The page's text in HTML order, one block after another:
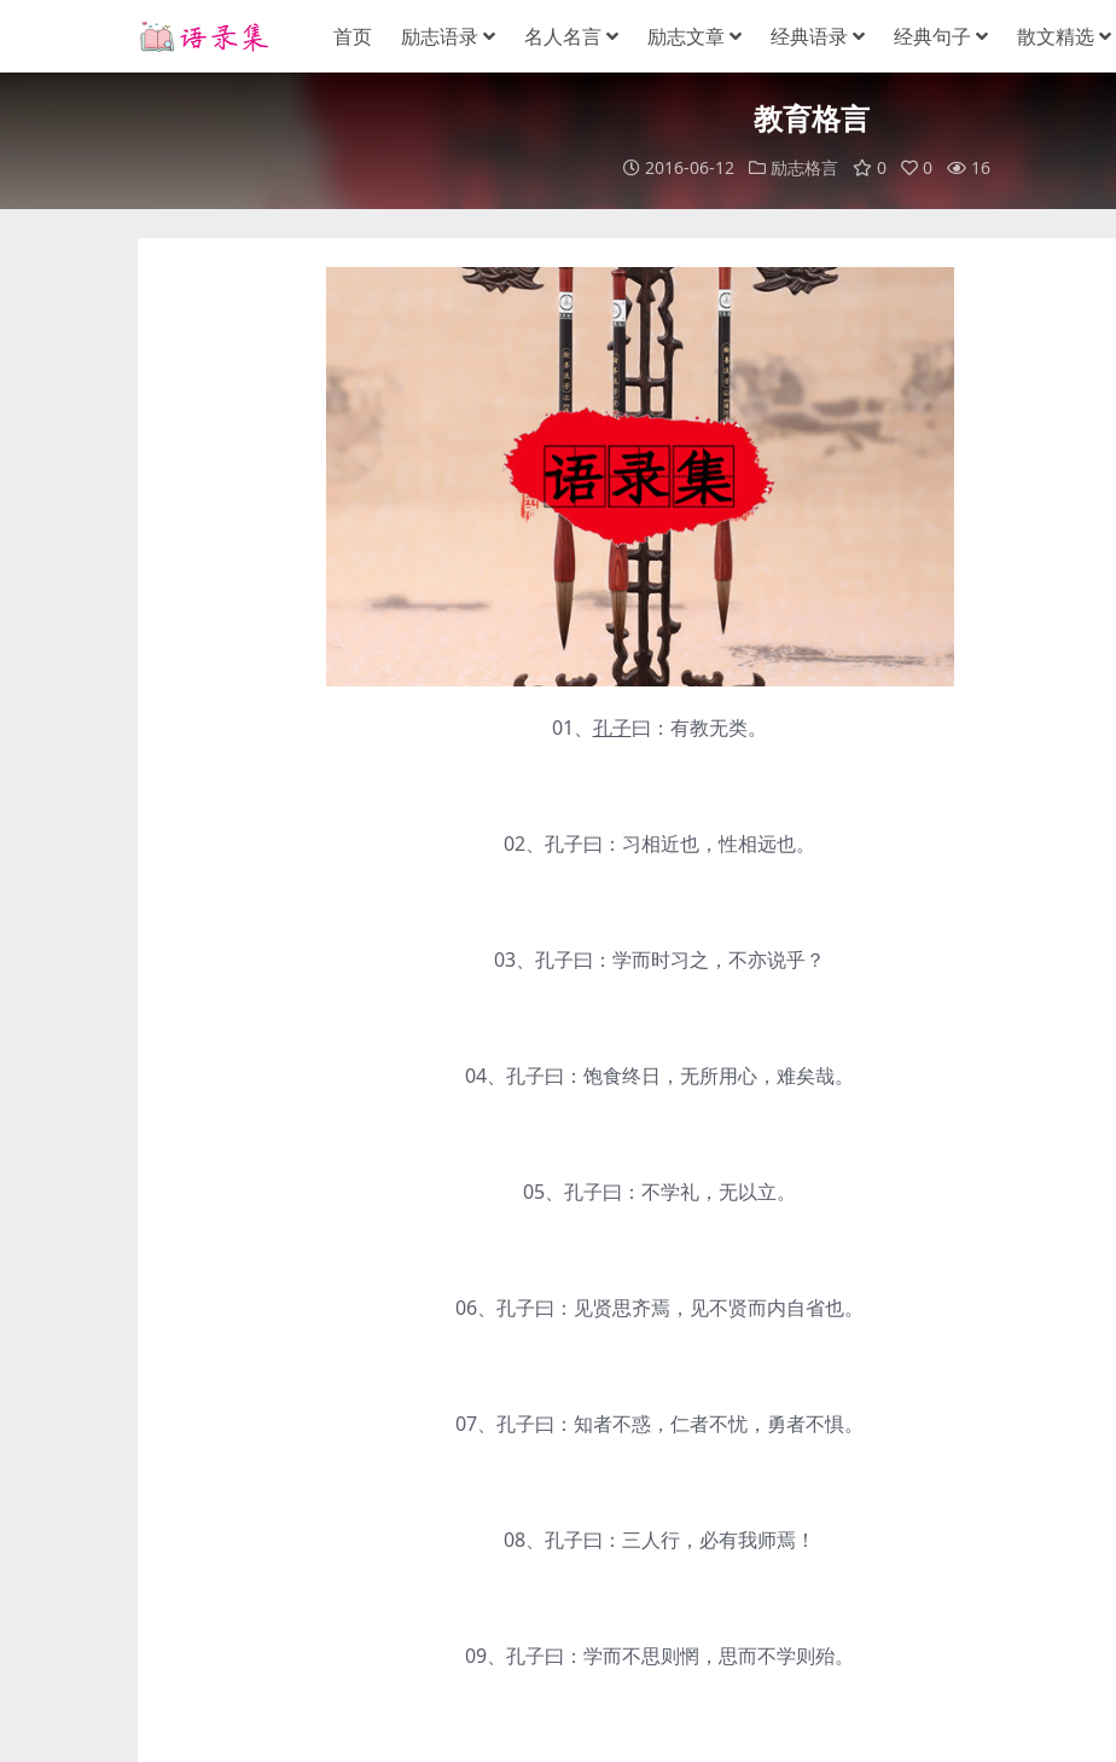
首页 励志语录 名人名言 励志文章 经典语录 经典句子 散文精选
教育格言
2016-06-12 励志格言 0 0 16
01、 孔子曰：有教无类。
02、孔子曰：习相近也，性相远也。
03、孔子曰：学而时习之，不亦说乎？
04、孔子曰：饱食终日，无所用心，难矣哉。
05、孔子曰：不学礼，无以立。
06、孔子曰：见贤思齐焉，见不贤而内自省也。
07、孔子曰：知者不惑，仁者不忧，勇者不惧。
08、孔子曰：三人行，必有我师焉！
09、孔子曰：学而不思则惘，思而不学则殆。